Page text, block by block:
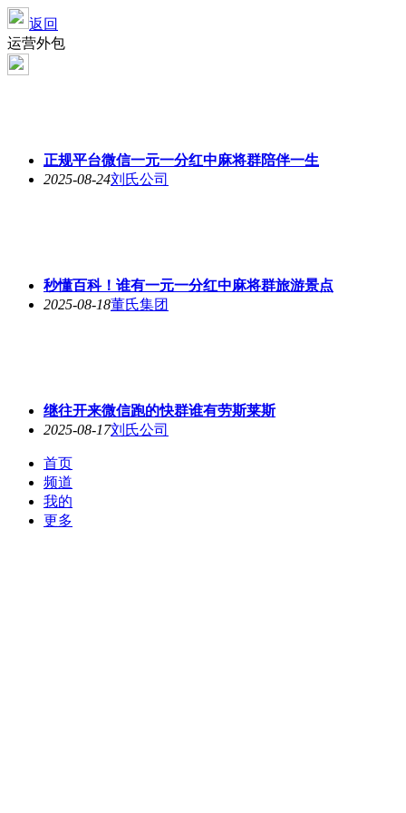
返回
运营外包
正规平台微信一元一分红中麻将群陪伴一生
2025-08-24刘氏公司
秒懂百科！谁有一元一分红中麻将群旅游景点
2025-08-18董氏集团
继往开来微信跑的快群谁有劳斯莱斯
2025-08-17刘氏公司
首页
频道
我的
更多